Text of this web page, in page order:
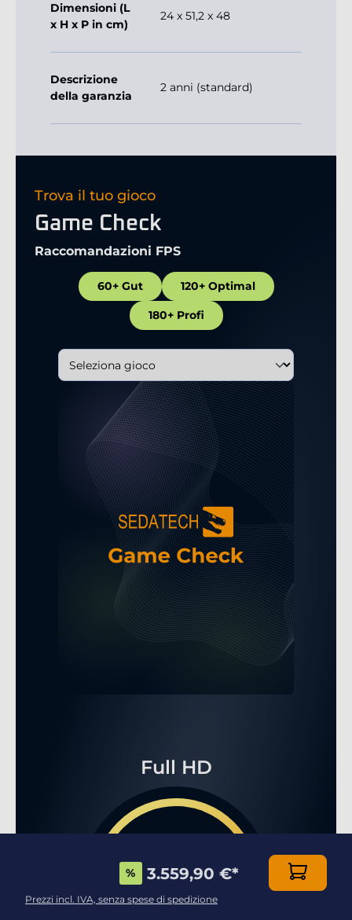
Dimensioni (L
x H x P in cm)
24 x 51,2 x 48
Descrizione
della garanzia
2 anni (standard)
Trova il tuo gioco
Game Check
Raccomandazioni FPS
60+ Gut 120+ Optimal
180+ Profi
Full HD
...FPS
% 3.559,90 €*
Prezzi incl. IVA, senza spese di spedizione